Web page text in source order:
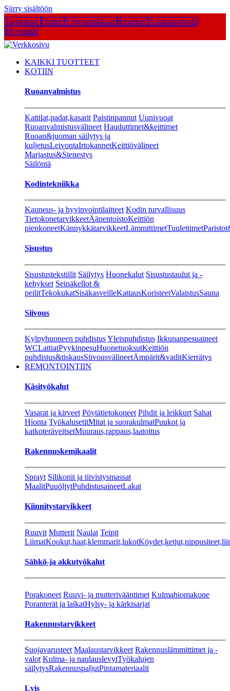
Siirry sisältöön
Tarjoukset Outlet Yritysasiakkaat Rmarket Asiakaspalvelu
Myymälät
KAIKKI TUOTTEET
KOTIIN
Ruoanvalmistus
Kattilat,padat,kasarit Paistinpannut Uunivuoat
Ruoanvalmistusvälineet Hauduttimet&keittimet
Ruoan&juoman säilytys ja
kuljetusLeivontaIrtokannetKeittiövälineet
Marjastus&Sienestys
Säilöntä
Kodintekniikka
Kauneus- ja hyvinvointilaitteet Kodin turvallisuus
TietokonetarvikkeetÄänentoistoKeittiön
pienkoneetKännykkätarvikkeetLämmittimetTuulettimet
Sisustus
Sisustustekstiilit Säilytys Huonekalut Sisustustaulut ja -
kehykset Seinäkellot &
peilitTekokukatSisäkasveilleKattausKoristeetValaistusSauna
Siivous
Kylpyhuoneen puhdistusYleispuhdistus Ikkunanpesuaineet
WCLattiatPyykinpesuHuonetuoksutKeittiön
puhdistus&tiskausSiivousvälineetÄmpärit&vaditKierrätys
REMONTOINTIIN
Käsityökalut
Vasarat ja kirveet Pöytätietokoneet Pihdit ja leikkurt Sahat
Hionta TyökalusetitMitat ja suorakulmatPuukot ja
katkoteräveitsetMuuraus,rappaus,laatoitus
Rakennuskemikaalit
Sprayt Silikonit ja tiivistysmassat
MaalitPuuöljytPuhdistusaineetLakat
Kiinnitystarvikkeet
Ruuvit Mutterit Naulat Teipit
LiimatKoukut,haat,klemmarit,lukot
Sähkö-ja akkutyökalut
Porakoneet Ruuvi- ja mutterivääntimet Kulmahiomakone
Poranterät ja laikatHylsy- ja kärkisarjat
Rakennustarvikkeet
Suojavarusteet Maalaustarvikkeet Rakennuslämmittimet ja -
valot Kulma- ja naulauslevytTyökalujen
säilytysRakennuspaljutPintamateriaalit
Lvis